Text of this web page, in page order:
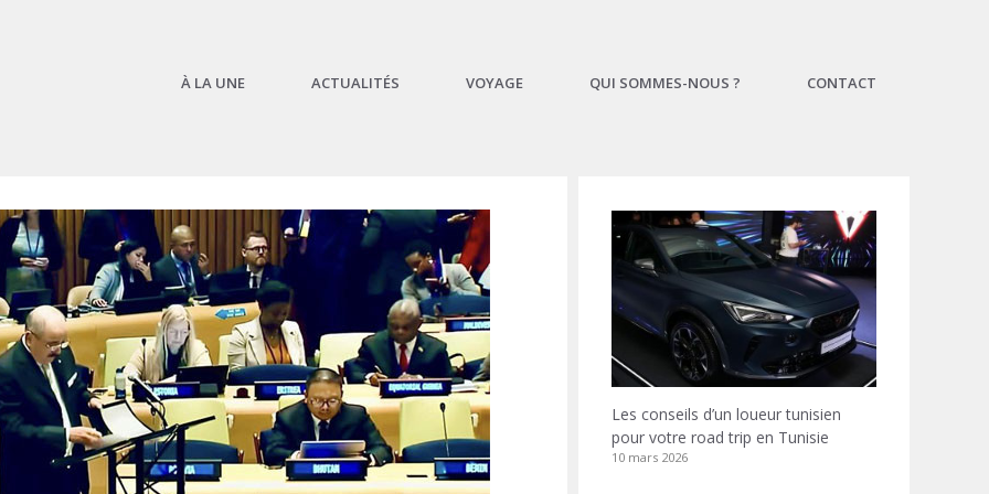
À LA UNE ACTUALITÉS VOYAGE QUI SOMMES-NOUS ? CONTACT
Les conseils d’un loueur tunisien
pour votre road trip en Tunisie
10 mars 2026